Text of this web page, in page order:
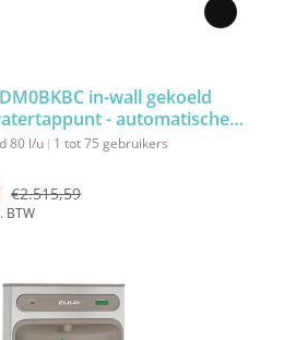
zwart
in-wall gekoeld
- automatische
waterflesjes - contactloos
80 l/u 1 tot 75 gebruikers
€2.515,59
BTW